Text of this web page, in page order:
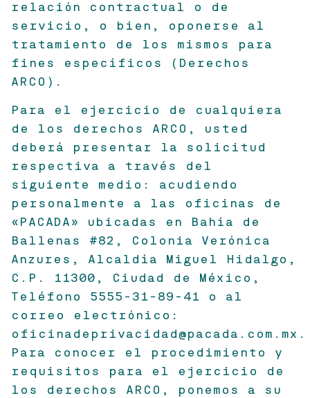
relación contractual o de
servicio, o bien, oponerse al
tratamiento de los mismos para
fines específicos (Derechos
ARCO).
Para el ejercicio de cualquiera
de los derechos ARCO, usted
deberá presentar la solicitud
respectiva a través del
siguiente medio: acudiendo
personalmente a las oficinas de
«PACADA» ubicadas en Bahía de
Ballenas #82, Colonia Verónica
Anzures, Alcaldía Miguel Hidalgo,
C.P. 11300, Ciudad de México,
Teléfono 5555-31-89-41 o al
correo electrónico:
oficinadeprivacidad@pacada.com.mx.
Para conocer el procedimiento y
requisitos para el ejercicio de
los derechos ARCO, ponemos a su